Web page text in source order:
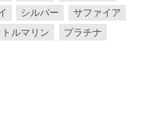
シルバー
サファイア
トルマリン
プラチナ